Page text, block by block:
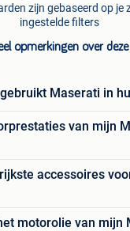
zijn gebaseerd op je
ingestelde filters
opmerkingen over
Maserati in
van mijn
accessoires
motorolie van mijn